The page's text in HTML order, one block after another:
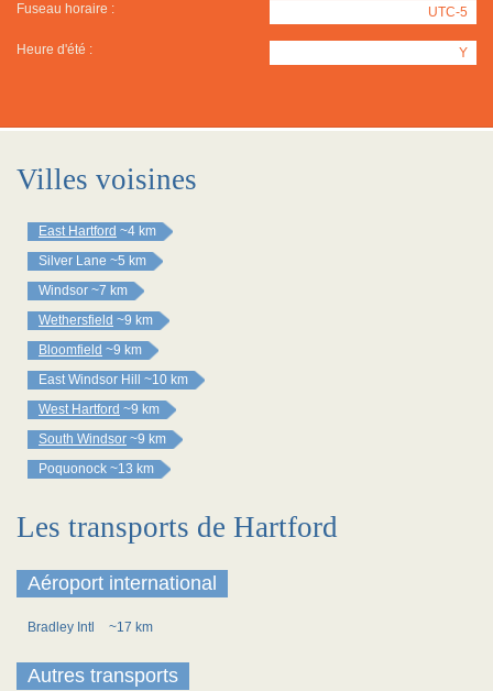
Fuseau horaire : UTC-5
Heure d'été : Y
Villes voisines
East Hartford ~4 km
Silver Lane ~5 km
Windsor ~7 km
Wethersfield ~9 km
Bloomfield ~9 km
East Windsor Hill
~10 km
West Hartford ~9 km
South Windsor ~9 km
Poquonock ~13 km
Les transports de Hartford
Aéroport international
Bradley Intl ~17 km
Autres transports